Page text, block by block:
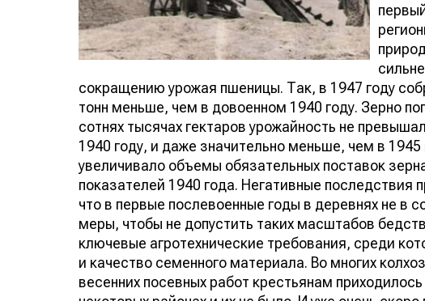
сокращению урожая пшеницы. Так, в 1947 году
тонн меньше, чем в довоенном 1940 году. Зерно
сотнях тысячах гектаров урожайность не
1940 году, и даже значительно меньше, чем в
увеличивало объемы обязательных поставок
показателей 1940 года. Негативные последствия
что в первые послевоенные годы в деревнях не в
меры, чтобы не допустить таких масштабов
ключевые агротехнические требования, среди
и качество семенного материала. Во многих
весенних посевных работ крестьянам